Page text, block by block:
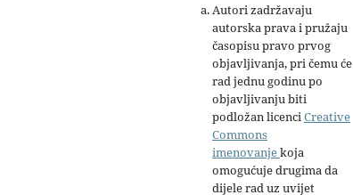
Autori zadržavaju
autorska prava i pružaju
časopisu pravo prvog
objavljivanja, pri čemu će
rad jednu godinu po
objavljivanju biti
podložan licenciCreative
Commons
imenovanjekoja
omogućuje drugima da
dijele rad uz uvijet